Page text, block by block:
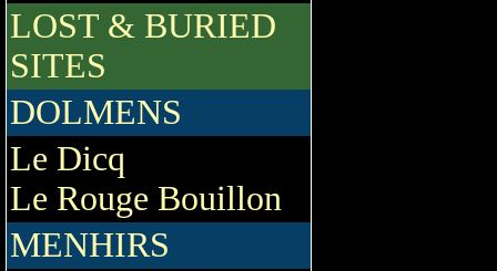
LOST & BURIED
SITES
DOLMENS
Le Dicq
Le Rouge Bouillon
MENHIRS